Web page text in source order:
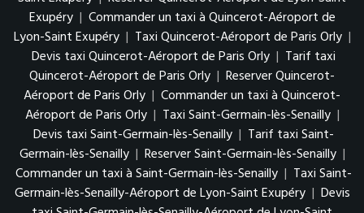
Exupéry | Commander un taxi à Quincerot-Aéroport de
Lyon-Saint Exupéry | Taxi Quincerot-Aéroport de Paris Orly |
Devis taxi Quincerot-Aéroport de Paris Orly | Tarif taxi
Quincerot-Aéroport de Paris Orly | Reserver Quincerot-
Aéroport de Paris Orly | Commander un taxi à Quincerot-
Aéroport de Paris Orly | Taxi Saint-Germain-lès-Senailly |
Devis taxi Saint-Germain-lès-Senailly | Tarif taxi Saint-
Germain-lès-Senailly | Reserver Saint-Germain-lès-Senailly |
Commander un taxi à Saint-Germain-lès-Senailly | Taxi Saint-
Germain-lès-Senailly-Aéroport de Lyon-Saint Exupéry | Devis